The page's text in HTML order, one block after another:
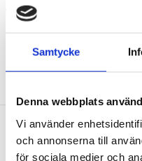
Samtycke
Denna webbplats
Vi använder
och annonserna till
för sociala medier och
Speciellt-verktygsstål